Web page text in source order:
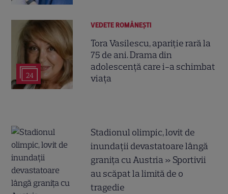
24
VEDETE ROMÂNEŞTI
Tora Vasilescu, apariție rară la
75 de ani. Drama din
adolescență care i-a schimbat
viața
Stadionul olimpic, lovit de
inundații devastatoare lângă
granița cu Austria » Sportivii
au scăpat la limită de o
tragedie